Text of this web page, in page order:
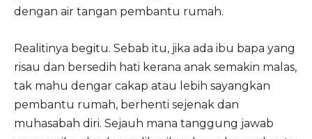
dengan air tangan pembantu rumah.
Realitinya begitu. Sebab itu, jika ada ibu bapa yang
risau dan bersedih hati kerana anak semakin malas,
tak mahu dengar cakap atau lebih sayangkan
pembantu rumah, berhenti sejenak dan
muhasabah diri. Sejauh mana tanggung jawab